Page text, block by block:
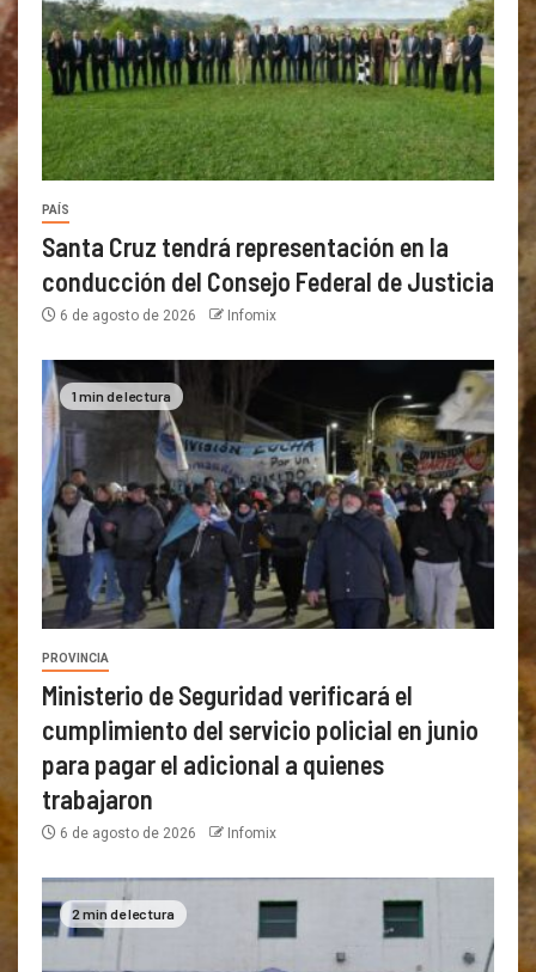
PAÍS
Santa Cruz tendrá representación en la
conducción del Consejo Federal de Justicia
6 de agosto de 2026 Infomix
1 min de lectura
PROVINCIA
Ministerio de Seguridad verificará el
cumplimiento del servicio policial en junio
para pagar el adicional a quienes
trabajaron
6 de agosto de 2026 Infomix
2 min de lectura